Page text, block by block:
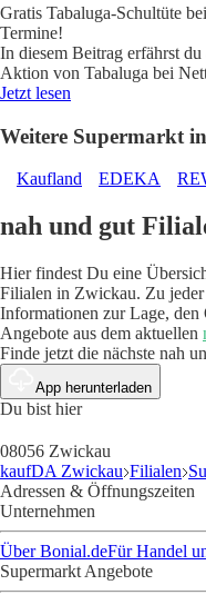
Gratis Tabaluga-Schultüte
Termine!
In diesem Beitrag erfährst
Aktion von Tabaluga bei
Jetzt lesen
Weitere Supermarkt
Kaufland EDEKA
nah und gut
Hier findest Du eine
Filialen in Zwickau. Zu
Informationen zur Lage,
Angebote aus dem aktuellen
Finde jetzt die nächste nah
App herunterladen
Du bist hier
08056 Zwickau
kaufDA Zwickau Filialen
Adressen & Öffnungszeiten
Unternehmen
Über Bonial.deFür Handel
Supermarkt Angebote